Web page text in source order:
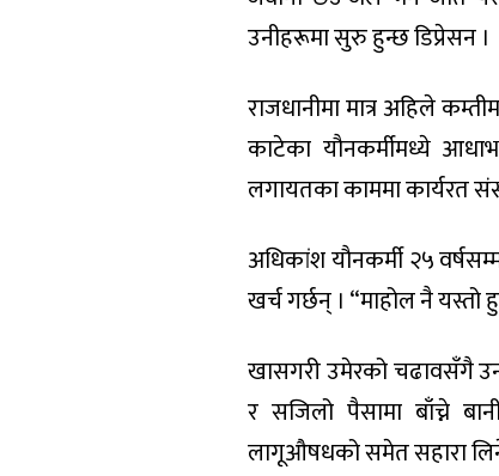
उनीहरूमा सुरु हुन्छ डिप्रेसन ।
राजधानीमा मात्र अहिले
काटेका यौनकर्मीमध्ये
लगायतका काममा कार्यरत
अधिकांश यौनकर्मी २५
खर्च गर्छन् । “माहोल नै
खासगरी उमेरको चढावसँगै
र सजिलो पैसामा बाँच्ने
लागूऔषधको समेत सहारा